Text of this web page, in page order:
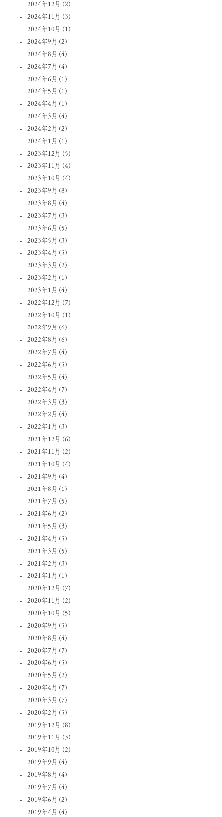
2024年12月 (2)
2024年11月 (3)
2024年10月 (1)
2024年9月 (2)
2024年8月 (4)
2024年7月 (4)
2024年6月 (1)
2024年5月 (1)
2024年4月 (1)
2024年3月 (4)
2024年2月 (2)
2024年1月 (1)
2023年12月 (5)
2023年11月 (4)
2023年10月 (4)
2023年9月 (8)
2023年8月 (4)
2023年7月 (3)
2023年6月 (5)
2023年5月 (3)
2023年4月 (5)
2023年3月 (2)
2023年2月 (1)
2023年1月 (4)
2022年12月 (7)
2022年10月 (1)
2022年9月 (6)
2022年8月 (6)
2022年7月 (4)
2022年6月 (5)
2022年5月 (4)
2022年4月 (7)
2022年3月 (3)
2022年2月 (4)
2022年1月 (3)
2021年12月 (6)
2021年11月 (2)
2021年10月 (4)
2021年9月 (4)
2021年8月 (1)
2021年7月 (5)
2021年6月 (2)
2021年5月 (3)
2021年4月 (5)
2021年3月 (5)
2021年2月 (3)
2021年1月 (1)
2020年12月 (7)
2020年11月 (2)
2020年10月 (5)
2020年9月 (5)
2020年8月 (4)
2020年7月 (7)
2020年6月 (5)
2020年5月 (2)
2020年4月 (7)
2020年3月 (7)
2020年2月 (5)
2019年12月 (8)
2019年11月 (3)
2019年10月 (2)
2019年9月 (4)
2019年8月 (4)
2019年7月 (4)
2019年6月 (2)
2019年4月 (4)